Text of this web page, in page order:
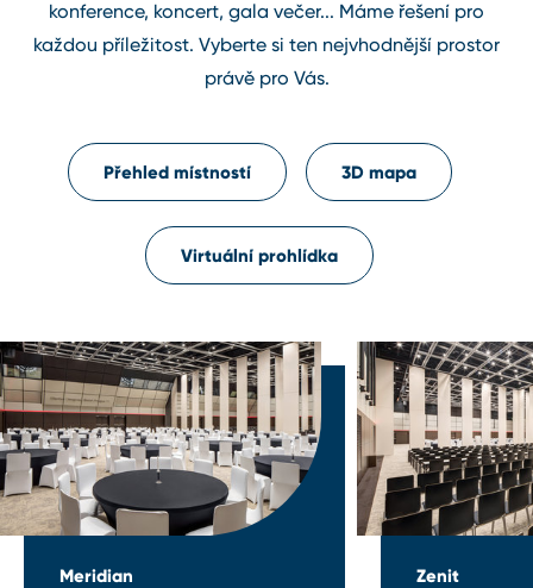
konference, koncert, gala večer... Máme řešení pro
každou příležitost. Vyberte si ten nejvhodnější prostor
právě pro Vás.
Přehled místností 3D mapa
Virtuální prohlídka
Meridian Zenit